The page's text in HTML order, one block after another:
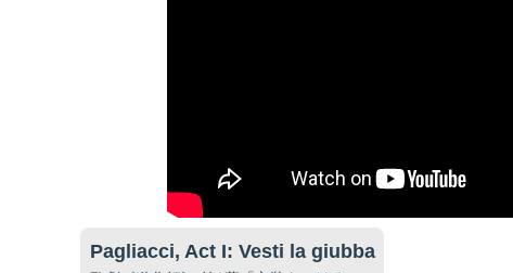
Pagliacci, Act I: Vesti la giubba